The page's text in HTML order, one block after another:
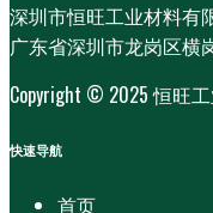
深圳市恒旺工业材料有
广东省深圳市龙岗区横
Copyright © 2025 恒旺
快速导航
首页